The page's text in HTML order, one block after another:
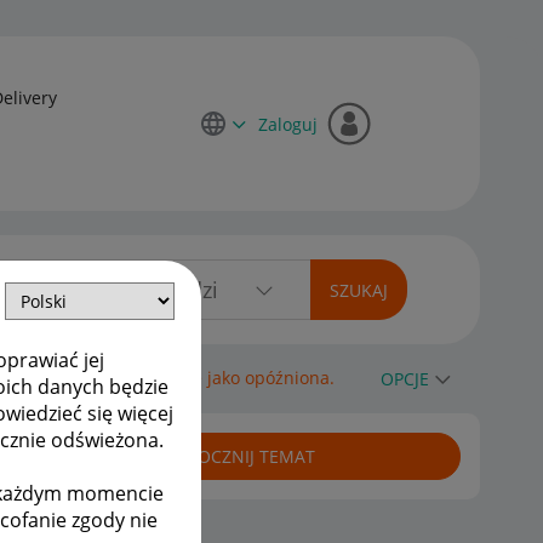
jej
danych będzie
się więcej
odświeżona.
momencie
zgody nie
Zaloguj
Ale wyświetla się jako opóźniona. OPCJE
ROZPOCZNIJ TEMAT